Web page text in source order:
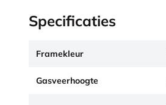
Specificaties
Framekleur
Gasveerhoogte